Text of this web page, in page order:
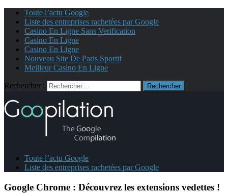
Toute l’actu Google
Liste des entreprises rachetées par Google
Casino En Ligne Sans Verification
Casino En Ligne
Casino En Ligne
Nouveau Site De Paris Sportif
Meilleur Casino En Ligne
Rechercher :
Toute l’actu Google
Liste des entreprises rachetées par Google
Google Chrome : Découvrez les extensions vedettes !